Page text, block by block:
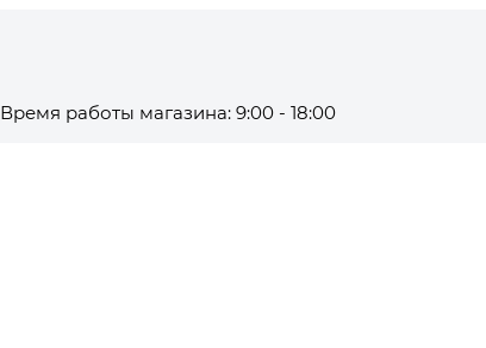
Время работы магазина: 9:00 - 18:00